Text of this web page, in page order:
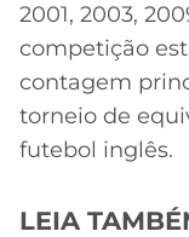
2001, 2003,
competição
contagem
torneio de
futebol inglês.
LEIA